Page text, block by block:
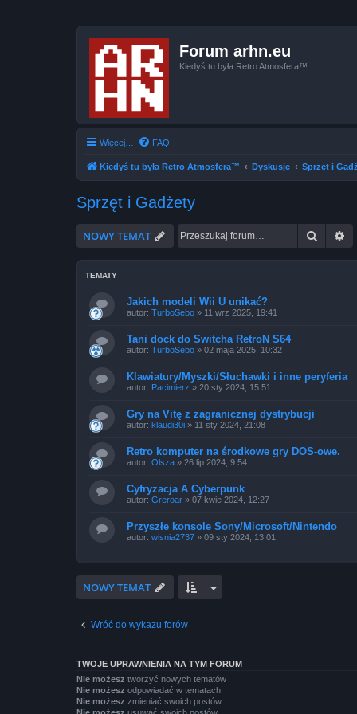
Forum arhn.eu
Kiedyś tu była Retro Atmosfera™
Więcej… FAQ
Kiedyś tu była Retro Atmosfera™ Dyskusje Sprzęt i
Sprzęt i Gadżety
NOWY TEMAT Szukaj
TEMATY
Jakich modeli Wii U unikać?
autor: TurboSebo » 11 wrz 2025, 19:41
Tani dock do Switcha RetroN S64
autor: TurboSebo » 02 maja 2025, 10:32
Klawiatury/Myszki/Słuchawki i inne peryferia
autor: Pacimierz » 20 sty 2024, 15:51
Gry na Vitę z zagranicznej dystrybucji
autor: klaudi30i » 11 sty 2024, 21:08
Retro komputer na środkowe gry DOS-owe.
autor: Olsza » 26 lip 2024, 9:54
Cyfryzacja A Cyberpunk
autor: Greroar » 07 kwie 2024, 12:27
Przyszłe konsole Sony/Microsoft/Nintendo
autor: wisnia2737 » 09 sty 2024, 13:01
NOWY TEMAT
Wróć do wykazu forów
TWOJE UPRAWNIENIA NA TYM FORUM
Nie możesz tworzyć nowych tematów
Nie możesz odpowiadać w tematach
Nie możesz zmieniać swoich postów
Nie możesz usuwać swoich postów